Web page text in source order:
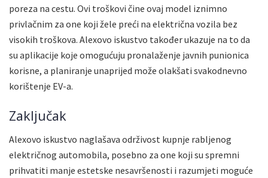
poreza na cestu. Ovi troškovi čine ovaj model iznimno
privlačnim za one koji žele preći na električna vozila bez
visokih troškova. Alexovo iskustvo također ukazuje na to da
su aplikacije koje omogućuju pronalaženje javnih punionica
korisne, a planiranje unaprijed može olakšati svakodnevno
korištenje EV-a.
Zaključak
Alexovo iskustvo naglašava održivost kupnje rabljenog
električnog automobila, posebno za one koji su spremni
prihvatiti manje estetske nesavršenosti i razumjeti moguće